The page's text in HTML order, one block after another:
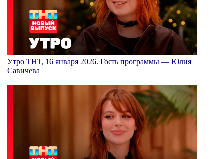
Утро ТНТ, 16 января 2026. Гость программы — Юлия
Савичева